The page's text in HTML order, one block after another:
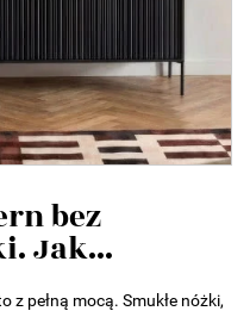
bez
Jak...
z pełną mocą. Smukłe nóżki,